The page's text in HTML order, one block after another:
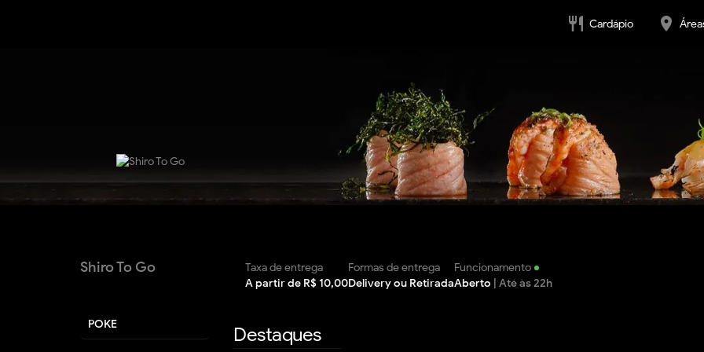
restaurant Cardápio place
Shiro To Go
Taxa de entrega
A partir de R$ 10,00
Formas de entrega
Delivery ou Retirada
Funcionamento
Aberto
| Até às 22h
POKE Destaques